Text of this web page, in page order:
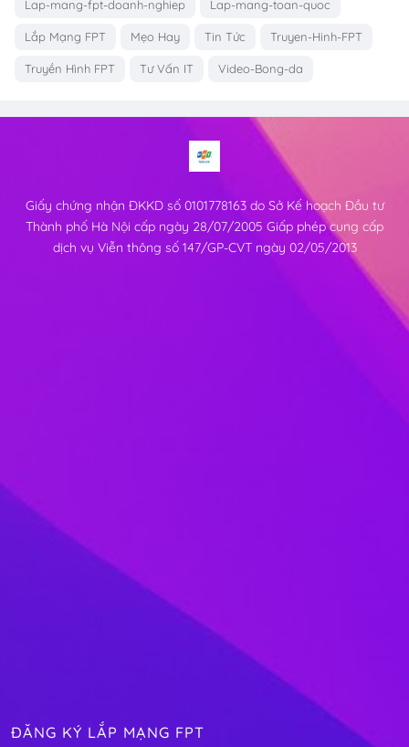
Lap-mang-fpt-doanh-nghiep Lap-mang-toan-quoc
Lắp Mạng FPT Mẹo Hay Tin Tức Truyen-Hinh-FPT
Truyền Hình FPT Tư Vấn IT Video-Bong-da
Giấy chứng nhận ĐKKD số 0101778163 do Sở Kế hoạch Đầu tư
Thành phố Hà Nội cấp ngày 28/07/2005 Giấp phép cung cấp
dịch vụ Viễn thông số 147/GP-CVT ngày 02/05/2013
ĐĂNG KÝ LẮP MẠNG FPT